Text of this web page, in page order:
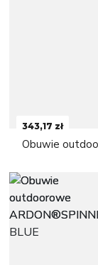
343,17 zł
Obuwie